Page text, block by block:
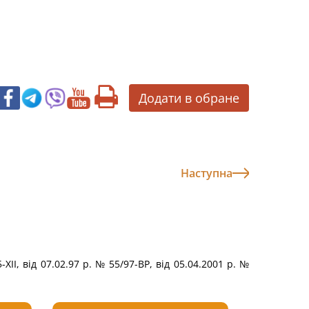
Додати в обране
Наступна
від 07.02.97 р. № 55/97-ВР, від 05.04.2001 p. №